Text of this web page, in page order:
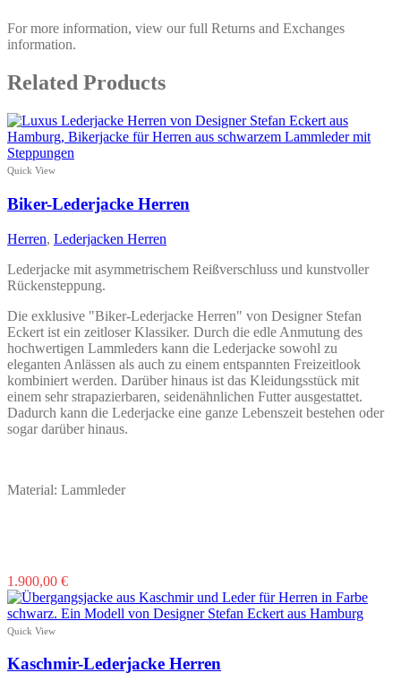
For more information, view our full Returns and Exchanges
information.
Related Products
Quick View
Biker-Lederjacke Herren
Herren, Lederjacken Herren
Lederjacke mit asymmetrischem Reißverschluss und kunstvoller
Rückensteppung.
Die exklusive "Biker-Lederjacke Herren" von Designer Stefan
Eckert ist ein zeitloser Klassiker. Durch die edle Anmutung des
hochwertigen Lammleders kann die Lederjacke sowohl zu
eleganten Anlässen als auch zu einem entspannten Freizeitlook
kombiniert werden. Darüber hinaus ist das Kleidungsstück mit
einem sehr strapazierbaren, seidenähnlichen Futter ausgestattet.
Dadurch kann die Lederjacke eine ganze Lebenszeit bestehen oder
sogar darüber hinaus.
Material: Lammleder
1.900,00 €Dieses
Produkt
weist
auf.
Quick View
Kaschmir-Lederjacke Herren